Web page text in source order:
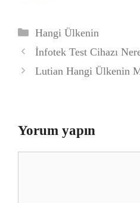
Kategoriler
Hangi Ülkenin
İnfotek Test Cihazı
Lutian Hangi Ülkenin
Yorum yapın